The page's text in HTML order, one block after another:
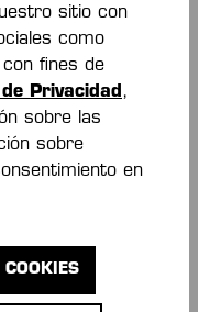
€*
sitio con
como
fines de
Privacidad,
sobre las
sobre
en
COOKIES